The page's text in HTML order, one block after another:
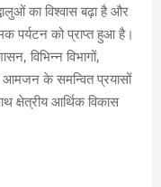
का विश्वास बढ़ा है और
पर्यटन को प्राप्त हुआ है।
विभिन्न विभागों,
आमजन के समन्वित प्रयासों
क्षेत्रीय आर्थिक विकास